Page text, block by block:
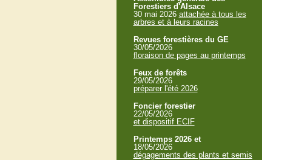
Forestiers d'Alsace
30 mai 2026 attachée à tous les
arbres et à leurs racines
Revues forestières du GE
30/05/2026
floraison de pages au printemps
Feux de forêts
29/05/2026
préparer l'été 2026
Foncier forestier
22/05/2026
et dispositif ECIF
Printemps 2026 et
18/05/2026
dégagements des plants et semis